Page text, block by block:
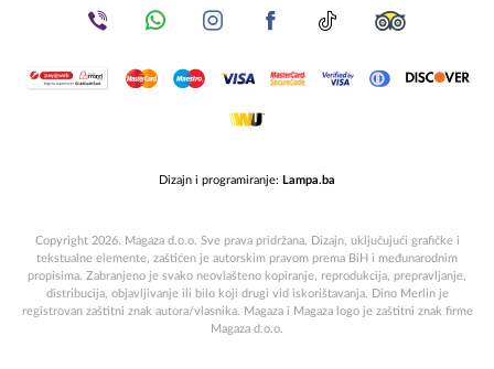
Dizajn i programiranje: Lampa.ba
Copyright 2026. Magaza d.o.o. Sve prava pridržana. Dizajn, uključujući grafičke i
tekstualne elemente, zaštićen je autorskim pravom prema BiH i međunarodnim
propisima. Zabranjeno je svako neovlašteno kopiranje, reprodukcija, prepravljanje,
distribucija, objavljivanje ili bilo koji drugi vid iskorištavanja. Dino Merlin je
registrovan zaštitni znak autora/vlasnika. Magaza i Magaza logo je zaštitni znak firme
Magaza d.o.o.